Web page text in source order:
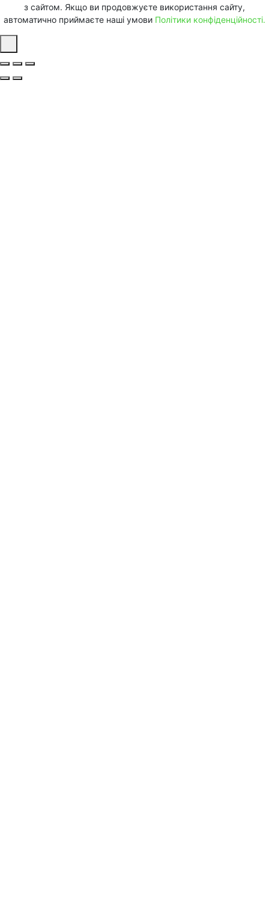
з сайтом. Якщо ви продовжуєте використання сайту,
автоматично приймаєте наші умови Політики конфіденційності.